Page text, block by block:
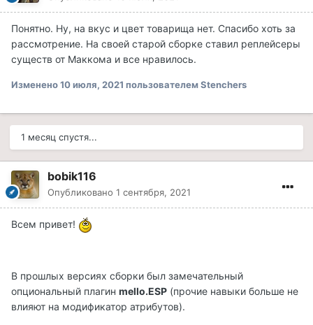
Понятно. Ну, на вкус и цвет товарища нет. Спасибо хоть за
рассмотрение. На своей старой сборке ставил реплейсеры
существ от Маккома и все нравилось.
Изменено10 июля, 2021 пользователем Stenchers
1 месяц спустя...
bobik116
Опубликовано 1 сентября, 2021
Всем привет!
В прошлых версиях сборки был замечательный
опциональный плагин mello.ESP (прочие навыки больше не
влияют на модификатор атрибутов).